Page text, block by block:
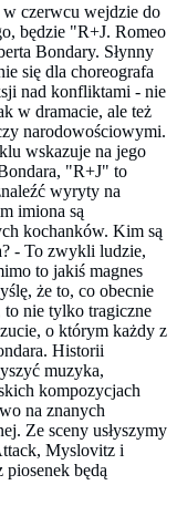
czerwcu wejdzie do
będzie "R+J. Romeo
Bondary. Słynny
się dla choreografa
nad konfliktami ­- nie
w dramacie, ale też
narodowościowymi.
wskazuje na jego
"R+J" to
wyryty na
imiona są
kochanków. Kim są
- To zwykli ludzie,
to jakiś magnes
że to, co obecnie
nie tylko tragiczne
o którym każdy z
Historii
muzyka,
kompozycjach
na znanych
Ze sceny usłyszymy
Myslovitz i
będą